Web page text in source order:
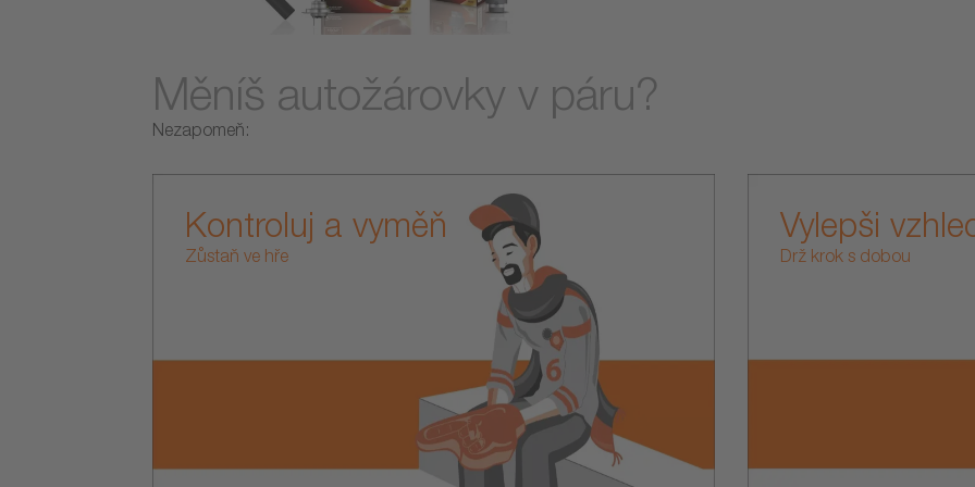
Měníš autožárovky v páru?
Nezapomeň:
Kontroluj a vyměň
Zůstaň ve hře
Vylepši
Drž krok s dobou